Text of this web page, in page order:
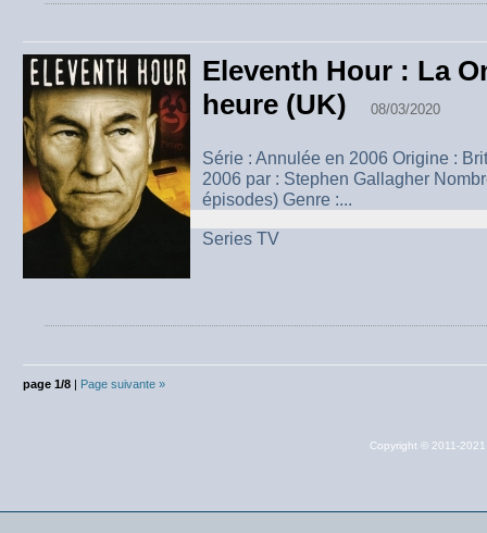
Eleventh Hour : La
heure (UK)
08/03/2020
Série : Annulée en 2006 Origine :
2006 par : Stephen Gallagher
épisodes) Genre :...
Series TV
page 1/8 | Page suivante »
Copyright © 2011-